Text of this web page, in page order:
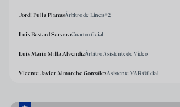
Jordi Fulla PlanasÁrbitro de Línea#2
Luis Bestard ServeraCuarto oficial
Luis Mario Milla AlvendizÁrbitro Asistente de Vídeo
Vicente Javier Almarche GonzálezAsistente VAR Oficial